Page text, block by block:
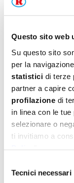
Questo sito web
Su questo sito
per la
statistici di terze
partner a capire
profilazione di
in linea con le tue
selezionare o
ti invitiamo a
tutti i cookies.
delTecnici necessari